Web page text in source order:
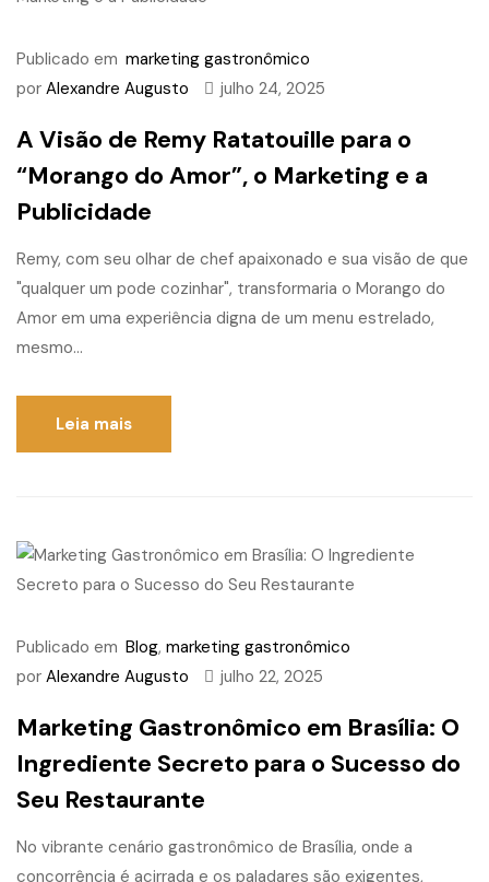
Publicado em marketing gastronômico
por Alexandre Augusto julho 24, 2025
A Visão de Remy Ratatouille para o
“Morango do Amor”, o Marketing e a
Publicidade
Remy, com seu olhar de chef apaixonado e sua visão de que
"qualquer um pode cozinhar", transformaria o Morango do
Amor em uma experiência digna de um menu estrelado,
mesmo...
Leia mais
Publicado em Blog, marketing gastronômico
por Alexandre Augusto julho 22, 2025
Marketing Gastronômico em Brasília: O
Ingrediente Secreto para o Sucesso do
Seu Restaurante
No vibrante cenário gastronômico de Brasília, onde a
concorrência é acirrada e os paladares são exigentes,